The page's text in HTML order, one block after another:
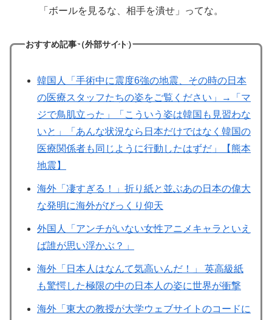
「ボールを見るな、相手を潰せ」ってな。
おすすめ記事（外部サイト）
韓国人「手術中に震度6強の地震、その時の日本
の医療スタッフたちの姿をご覧ください」→「マ
ジで鳥肌立った」「こういう姿は韓国も見習わな
いと」「あんな状況なら日本だけではなく韓国の
医療関係者も同じように行動したはずだ」【熊本
地震】
海外「凄すぎる！」折り紙と並ぶあの日本の偉大
な発明に海外がびっくり仰天
外国人「アンチがいない女性アニメキャラといえ
ば誰が思い浮かぶ？」
海外「日本人はなんて気高いんだ！」 英高級紙
も驚愕した極限の中の日本人の姿に世界が衝撃
海外「東大の教授が大学ウェブサイトのコードに